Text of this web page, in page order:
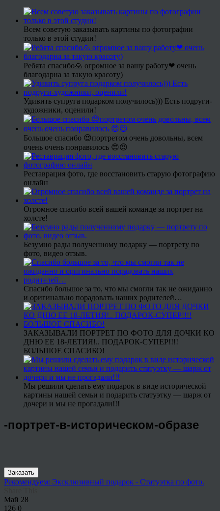
Всем советую заказывать картины по фотографии
только в этой студии!
Ребята спасибо🙏 огромное за вашу работу❤ очень
благодарна за такую красоту)
Удивить супруга подарком получилось))) Есть подруги-
художники, оценили!
Большое спасибо 😍портретом очень довольны, всем
очень очень понравилось 😍😍
Реставрация фото, где восстановить старую фотографию
онлайн
Огромное спасибо всей вашей команде за портрет на
холсте!
Безумно рады полученному подарку — портрету по
фото, видео отзыв.
Спасибо большое за то, что мы смогли так не ожиданно
и оригинально порадовать наших родителей…
ЗАКАЗЫВАЛИ ПОРТРЕТ ПО ФОТО ДЛЯ ДОЧКИ КО
ДНЮ ЕЕ 18-ЛЕТИЯ!.. ПОДАРОК-СУПЕР!!!!
БОЛЬШОЕ СПАСИБО!
Мы решили сделать ему подарок в виде исторической
картины нашей семьи и подарить статуэтку — шарж от
дочери и мы не прогадали!!!
-портрет-в-историческом-образе
Заказать
Рекомендуем: Эксклюзивный подарок - Статуэтка по фото.
Май 28
126 0